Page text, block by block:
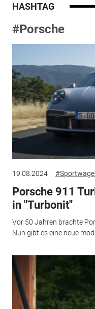
HASHTAG
#Porsche
19.08.2024
Porsche 911
in "Turbonit"
Vor 50 Jahren brachte
Nun gibt es eine neue